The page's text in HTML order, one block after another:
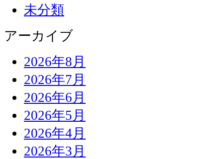
未分類
アーカイブ
2026年8月
2026年7月
2026年6月
2026年5月
2026年4月
2026年3月